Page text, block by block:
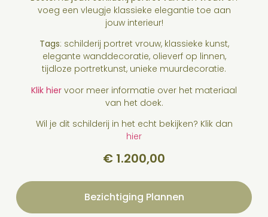
voeg een vleugje klassieke elegantie toe aan
jouw interieur!
Tags: schilderij portret vrouw, klassieke kunst,
elegante wanddecoratie, olieverf op linnen,
tijdloze portretkunst, unieke muurdecoratie.
Klik hier voor meer informatie over het materiaal
van het doek.
Wil je dit schilderij in het echt bekijken? Klik dan
hier
€ 1.200,00
Bezichtiging Plannen